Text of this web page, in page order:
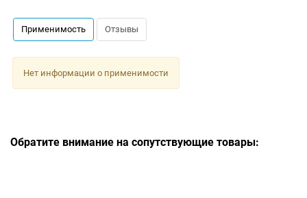
Применимость Отзывы
Нет информации о применимости
Обратите внимание на сопутствующие товары: